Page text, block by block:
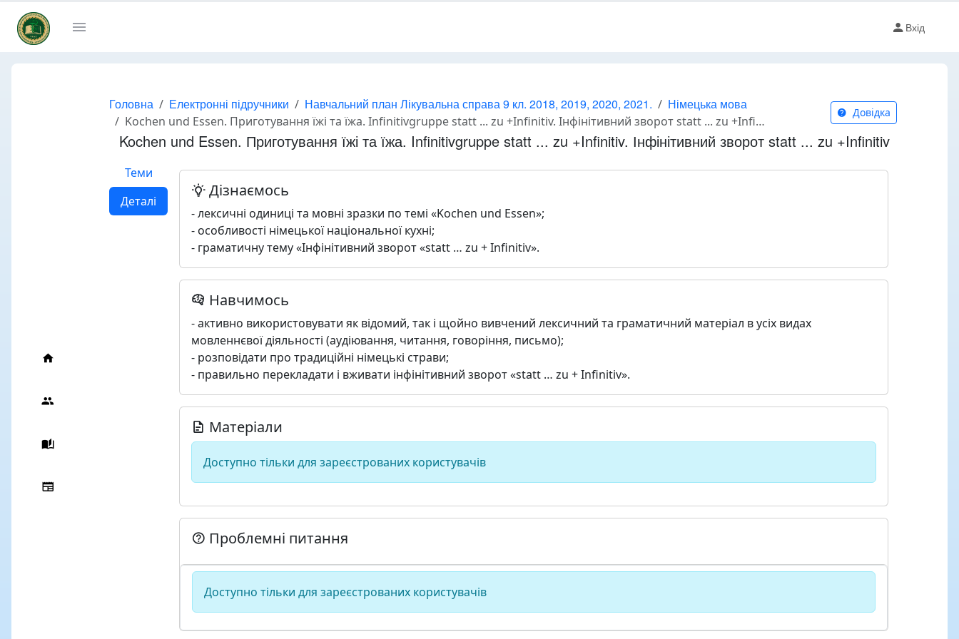
Вхід
Головна Електронні підручники Навчальний план Лікувальна справа 9 кл. 2018, 2019, 2020, 2021. Німецька мова
Kochen und Essen. Приготування їжі та їжа. Infinitivgruppe statt ... zu +Infinitiv. Інфінітивний зворот statt ... zu +Infinitiv
Довідка
Kochen und Essen. Приготування їжі та їжа. Infinitivgruppe statt ... zu +Infinitiv. Інфінітивний зворот statt ... zu +Infinitiv
Теми
Деталі
Дізнаємось
- лексичні одиниці та мовні зразки по темі «Kochen und Essen»;
- особливості німецької національної кухні;
- граматичну тему «Інфінітивний зворот «statt … zu + Infinitiv».
Навчимось
- активно використовувати як відомий, так і щойно вивчений лексичний та граматичний матеріал в усіх видах
мовленнєвої діяльності (аудіювання, читання, говоріння, письмо);
- розповідати про традиційні німецькі страви;
- правильно перекладати і вживати інфінітивний зворот «statt … zu + Infinitiv».
Матеріали
Доступно тільки для зареєстрованих користувачів
Проблемні питання
Доступно тільки для зареєстрованих користувачів